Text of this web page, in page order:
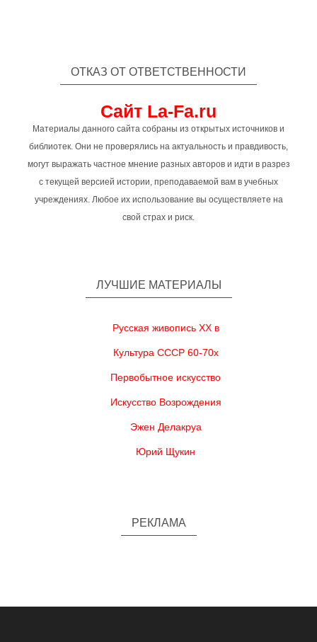
ОТКАЗ ОТ ОТВЕТСТВЕННОСТИ
Сайт La-Fa.ru
Материалы данного сайта собраны из открытых источников и
библиотек. Они не проверялись на актуальность и правдивость,
могут выражать частное мнение разных авторов и идти в разрез
с текущей версией истории, преподаваемой вам в учебных
учреждениях. Любое их использование вы осуществляете на
свой страх и риск.
ЛУЧШИЕ МАТЕРИАЛЫ
Русская живопись XX в
Культура СССР 60-70х
Первобытное искусство
Искусство Возрождения
Эжен Делакруа
Юрий Щукин
РЕКЛАМА